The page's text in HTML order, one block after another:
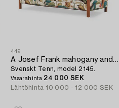
449
A Josef Frank mahogany and rattan daybed,
Svenskt Tenn, model 2145.
Vasarahinta 24 000 SEK
Lähtöhinta 10 000 - 12 000 SEK